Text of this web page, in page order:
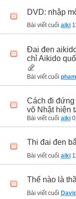
DVD: nhập
Bài viết cuối aiki
Đai đen
chỉ Aikido
Bài viết cuối
Cách đi
võ Nhật hiện
Bài viết cuối aiki
Thi đai đen
Bài viết cuối aiki
Thế nào là
Bài viết cuối